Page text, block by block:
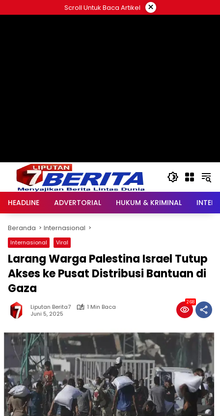
ke
Scroll Untuk Baca Artikel ×
HEADLINE ADVERTORIAL HUKUM & KRIMINAL
Beranda Internasional
Internasional Viral
Larang Warga Palestina Israel Tutup
Akses ke Pusat Distribusi Bantuan di
Gaza
Liputan Berita7
1 Min Baca
Juni 5, 2025
268